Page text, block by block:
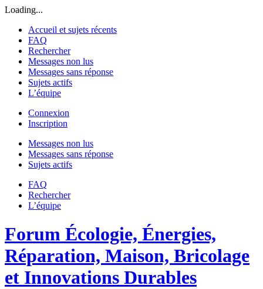
Loading...
Accueil et sujets récents
FAQ
Rechercher
Messages non lus
Messages sans réponse
Sujets actifs
L’équipe
Connexion
Inscription
Messages non lus
Messages sans réponse
Sujets actifs
FAQ
Rechercher
L’équipe
Forum Écologie, Énergies,
Réparation, Maison, Bricolage
et Innovations Durables